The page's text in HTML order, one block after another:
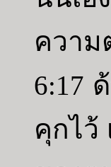
ความ
6:17
คุกไว้